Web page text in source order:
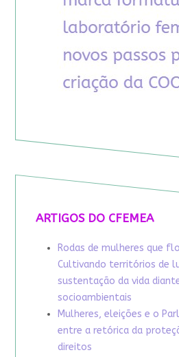
ARTIGOS DO CFEMEA
Rodas de mulheres que
Cultivando territórios de
sustentação da vida
socioambientais
Mulheres, eleições e o
entre a retórica da
direitos